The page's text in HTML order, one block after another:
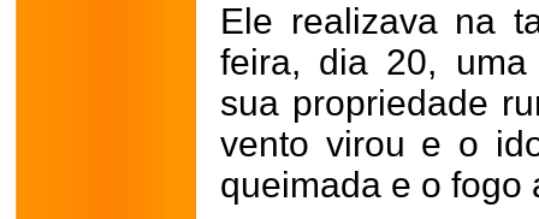
Ele realizava na
feira, dia 20, uma
sua propriedade
vento virou e o
queimada e o fogo